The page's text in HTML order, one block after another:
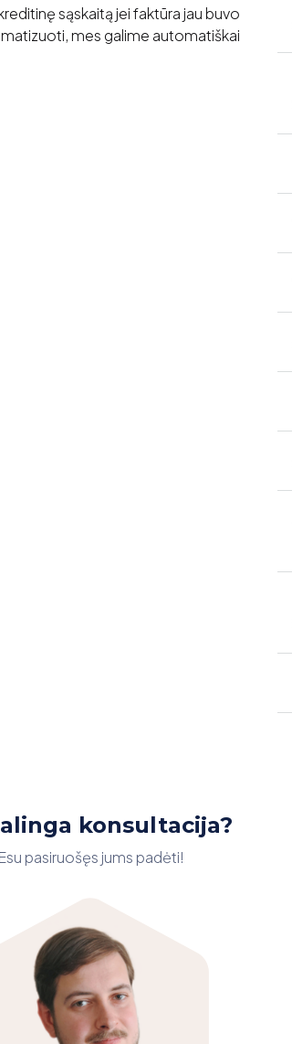
sąskaitą jei faktūra jau buvo
mes galime automatiškai
konsultacija?
Esu pasiruošęs jums padėti!